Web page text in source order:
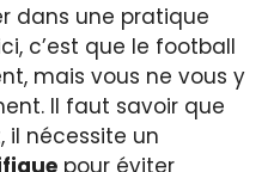
dans une pratique
c’est que le football
mais vous ne vous y
Il faut savoir que
il nécessite un
pour éviter